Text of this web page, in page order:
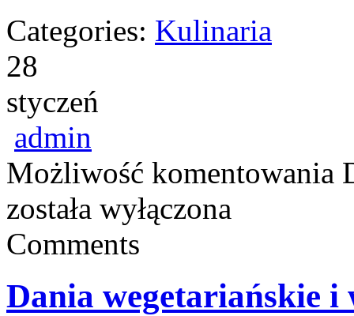
Categories: Kulinaria
28
styczeń
admin
Możliwość komentowania
została wyłączona
Comments
Dania wegetariańskie i